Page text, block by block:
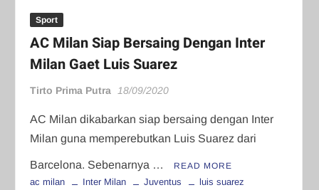
Sport
AC Milan Siap Bersaing Dengan Inter
Milan Gaet Luis Suarez
Tirto Prima Putra 18/09/2020
AC Milan dikabarkan siap bersaing dengan Inter
Milan guna memperebutkan Luis Suarez dari
Barcelona. Sebenarnya … READ MORE
ac milan Inter Milan Juventus luis suarez